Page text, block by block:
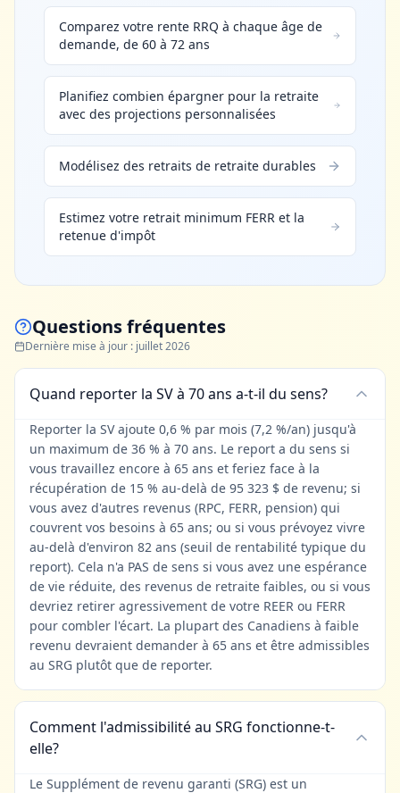
Comparez votre rente RRQ à chaque âge de
demande, de 60 à 72 ans
Planifiez combien épargner pour la retraite
avec des projections personnalisées
Modélisez des retraits de retraite durables
Estimez votre retrait minimum FERR et la
retenue d'impôt
Questions fréquentes
Dernière mise à jour : juillet 2026
Quand reporter la SV à 70 ans a-t-il du sens?
Reporter la SV ajoute 0,6 % par mois (7,2 %/an) jusqu'à
un maximum de 36 % à 70 ans. Le report a du sens si
vous travaillez encore à 65 ans et feriez face à la
récupération de 15 % au-delà de 95 323 $ de revenu; si
vous avez d'autres revenus (RPC, FERR, pension) qui
couvrent vos besoins à 65 ans; ou si vous prévoyez vivre
au-delà d'environ 82 ans (seuil de rentabilité typique du
report). Cela n'a PAS de sens si vous avez une espérance
de vie réduite, des revenus de retraite faibles, ou si vous
devriez retirer agressivement de votre REER ou FERR
pour combler l'écart. La plupart des Canadiens à faible
revenu devraient demander à 65 ans et être admissibles
au SRG plutôt que de reporter.
Comment l'admissibilité au SRG fonctionne-t-
elle?
Le Supplément de revenu garanti (SRG) est un